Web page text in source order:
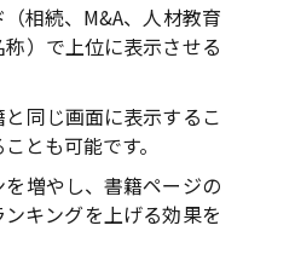
相続、M&A、人材教育
）で上位に表示させる
同じ画面に表示するこ
とも可能です。
増やし、書籍ページの
キングを上げる効果を